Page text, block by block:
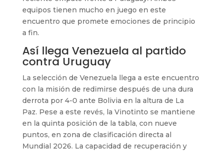
equipos tienen mucho en juego en este
encuentro que promete emociones de principio
a fin.
Así llega Venezuela al partido
contra Uruguay
La selección de Venezuela llega a este encuentro
con la misión de redimirse después de una dura
derrota por 4-0 ante Bolivia en la altura de La
Paz. Pese a este revés, la Vinotinto se mantiene
en la quinta posición de la tabla, con nueve
puntos, en zona de clasificación directa al
Mundial 2026. La capacidad de recuperación y